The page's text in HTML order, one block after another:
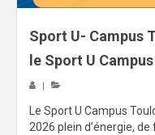
Sport U- Campus
le Sport U Campus
Le Sport U Campus
2026 plein d’énergie,